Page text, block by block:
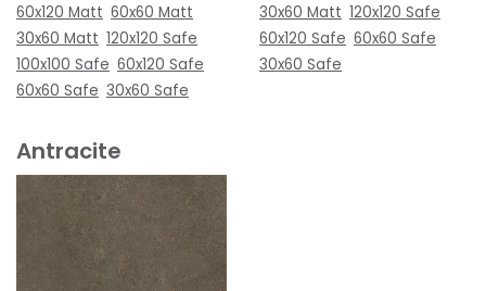
60x120 Matt 60x60 Matt
30x60 Matt 120x120 Safe
100x100 Safe 60x120 Safe
60x60 Safe 30x60 Safe
30x60 Matt 120x120 Safe
60x120 Safe 60x60 Safe
30x60 Safe
Antracite